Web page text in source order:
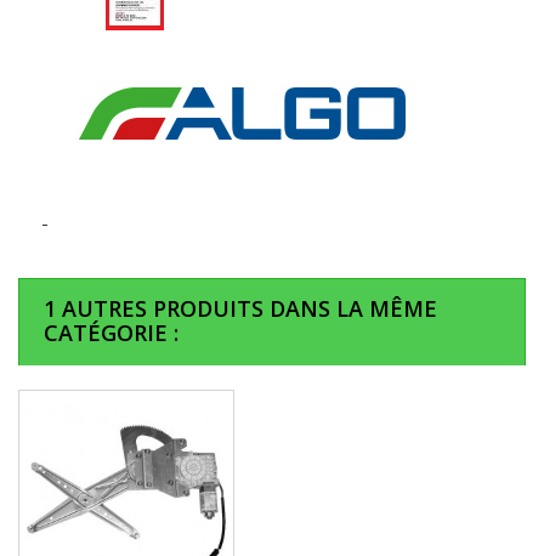
1 AUTRES PRODUITS DANS LA MÊME
CATÉGORIE :